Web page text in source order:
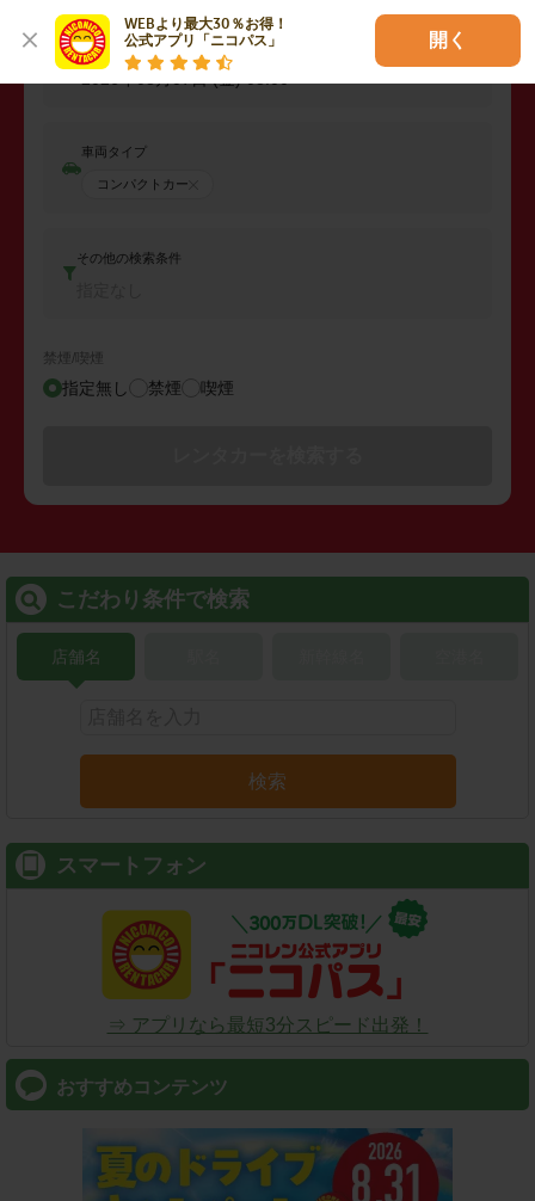
WEBより最大30％お得！
公式アプリ「ニコパス」
開く
返却日時
車両タイプ
コンパクトカー
その他の検索条件
禁煙/喫煙
指定無し 禁煙 喫煙
こだわり条件で検索
店舗名
検索
スマートフォン
⇒ アプリなら最短3分スピード出発！
おすすめコンテンツ